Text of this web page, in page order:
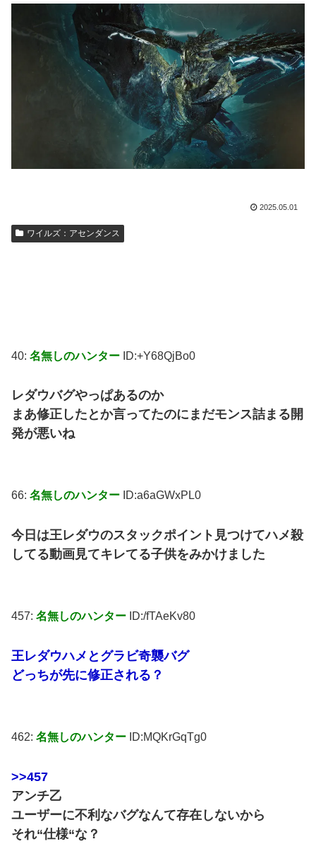
2025.05.01
ワイルズ：アセンダンス
40: 名無しのハンター ID:+Y68QjBo0
レダウバグやっぱあるのか
まあ修正したとか言ってたのにまだモンス詰まる開
発が悪いね
66: 名無しのハンター ID:a6aGWxPL0
今日は王レダウのスタックポイント見つけてハメ殺
してる動画見てキレてる子供をみかけました
457: 名無しのハンター ID:/fTAeKv80
王レダウハメとグラビ奇襲バグ
どっちが先に修正される？
462: 名無しのハンター ID:MQKrGqTg0
>>457
アンチ乙
ユーザーに不利なバグなんて存在しないから
それ“仕様“な？